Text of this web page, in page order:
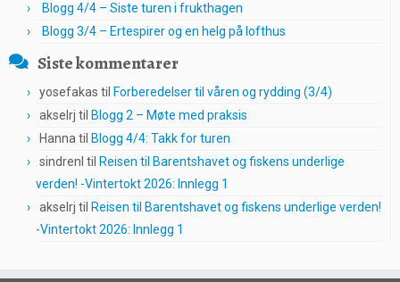
Blogg 4/4 – Siste turen i frukthagen
Blogg 3/4 – Ertespirer og en helg på lofthus
Siste kommentarer
yosefakas til Forberedelser til våren og rydding (3/4)
akselrj til Blogg 2 – Møte med praksis
Hanna til Blogg 4/4: Takk for turen
sindrenl til Reisen til Barentshavet og fiskens underlige
verden! -Vintertokt 2026: Innlegg 1
akselrj til Reisen til Barentshavet og fiskens underlige verden!
-Vintertokt 2026: Innlegg 1